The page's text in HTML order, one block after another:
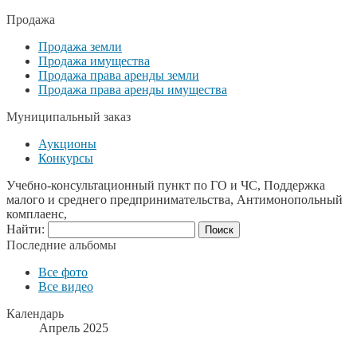
Продажа
Продажа земли
Продажа имущества
Продажа права аренды земли
Продажа права аренды имущества
Муниципальный заказ
Аукционы
Конкурсы
Учебно-консультационный пункт по ГО и ЧС, Поддержка
малого и среднего предпринимательства, Антимонопольный
комплаенс,
Найти:
Последние альбомы
Все фото
Все видео
Календарь
Апрель 2025